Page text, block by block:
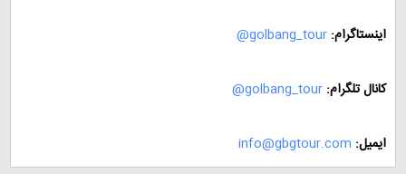
اینستاگرام: @golbang_tour
کانال تلگرام: @golbang_tour
ایمیل: info@gbgtour.com